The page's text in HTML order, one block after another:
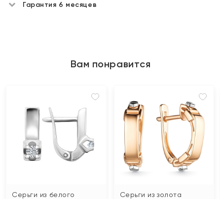
Гарантия 6 месяцев
Вам понравится
Серьги из белого
Серьги из золота